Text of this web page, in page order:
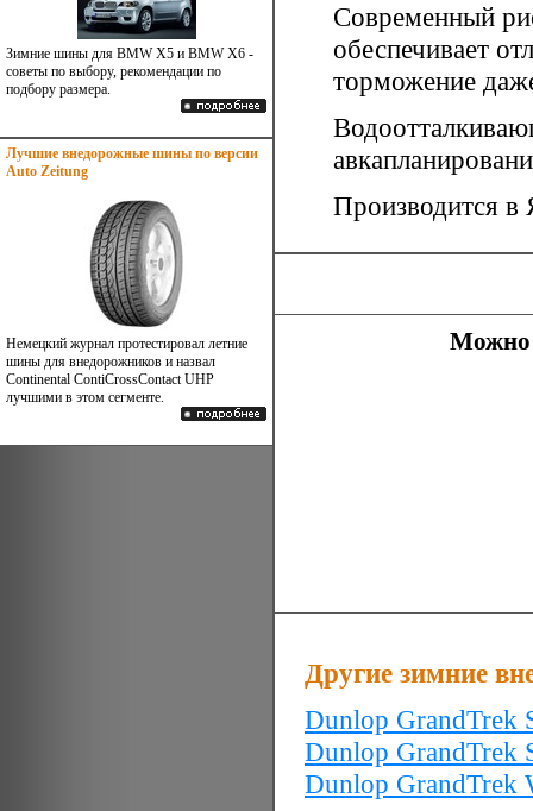
Зимние шины для BMW X5 и BMW X6 -
советы по выбору, рекомендации по
подбору размера.
Лучшие внедорожные шины по версии
Auto Zeitung
Немецкий журнал протестировал летние
шины для внедорожников и назвал
Continental ContiCrossContact UHP
лучшими в этом сегменте.
Современный
обеспечивает
торможение
Производится в
Можно
Другие зимние
Dunlop GrandTrek
Dunlop GrandTrek
Dunlop GrandTrek